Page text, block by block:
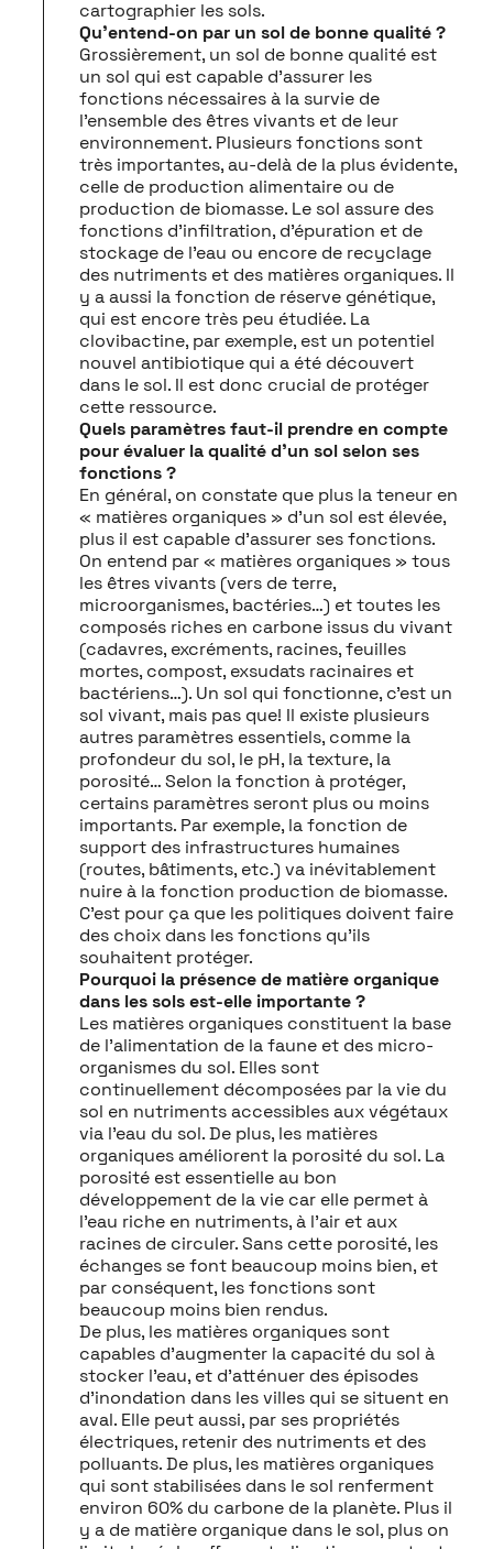
cartographier les sols.
Qu’entend-on par un sol de bonne qualité ?
Grossièrement, un sol de bonne qualité est
un sol qui est capable d’assurer les
fonctions nécessaires à la survie de
l’ensemble des êtres vivants et de leur
environnement. Plusieurs fonctions sont
très importantes, au-delà de la plus évidente,
celle de production alimentaire ou de
production de biomasse. Le sol assure des
fonctions d’infiltration, d’épuration et de
stockage de l’eau ou encore de recyclage
des nutriments et des matières organiques. Il
y a aussi la fonction de réserve génétique,
qui est encore très peu étudiée. La
clovibactine, par exemple, est un potentiel
nouvel antibiotique qui a été découvert
dans le sol. Il est donc crucial de protéger
cette ressource.
Quels paramètres faut-il prendre en compte
pour évaluer la qualité d’un sol selon ses
fonctions ?
En général, on constate que plus la teneur en
« matières organiques » d’un sol est élevée,
plus il est capable d’assurer ses fonctions.
On entend par « matières organiques » tous
les êtres vivants (vers de terre,
microorganismes, bactéries…) et toutes les
composés riches en carbone issus du vivant
(cadavres, excréments, racines, feuilles
mortes, compost, exsudats racinaires et
bactériens…). Un sol qui fonctionne, c’est un
sol vivant, mais pas que! Il existe plusieurs
autres paramètres essentiels, comme la
profondeur du sol, le pH, la texture, la
porosité… Selon la fonction à protéger,
certains paramètres seront plus ou moins
importants. Par exemple, la fonction de
support des infrastructures humaines
(routes, bâtiments, etc.) va inévitablement
nuire à la fonction production de biomasse.
C’est pour ça que les politiques doivent faire
des choix dans les fonctions qu’ils
souhaitent protéger.
Pourquoi la présence de matière organique
dans les sols est-elle importante ?
Les matières organiques constituent la base
de l’alimentation de la faune et des micro-
organismes du sol. Elles sont
continuellement décomposées par la vie du
sol en nutriments accessibles aux végétaux
via l’eau du sol. De plus, les matières
organiques améliorent la porosité du sol. La
porosité est essentielle au bon
développement de la vie car elle permet à
l’eau riche en nutriments, à l’air et aux
racines de circuler. Sans cette porosité, les
échanges se font beaucoup moins bien, et
par conséquent, les fonctions sont
beaucoup moins bien rendus.
De plus, les matières organiques sont
capables d’augmenter la capacité du sol à
stocker l’eau, et d’atténuer des épisodes
d’inondation dans les villes qui se situent en
aval. Elle peut aussi, par ses propriétés
électriques, retenir des nutriments et des
polluants. De plus, les matières organiques
qui sont stabilisées dans le sol renferment
environ 60% du carbone de la planète. Plus il
y a de matière organique dans le sol, plus on